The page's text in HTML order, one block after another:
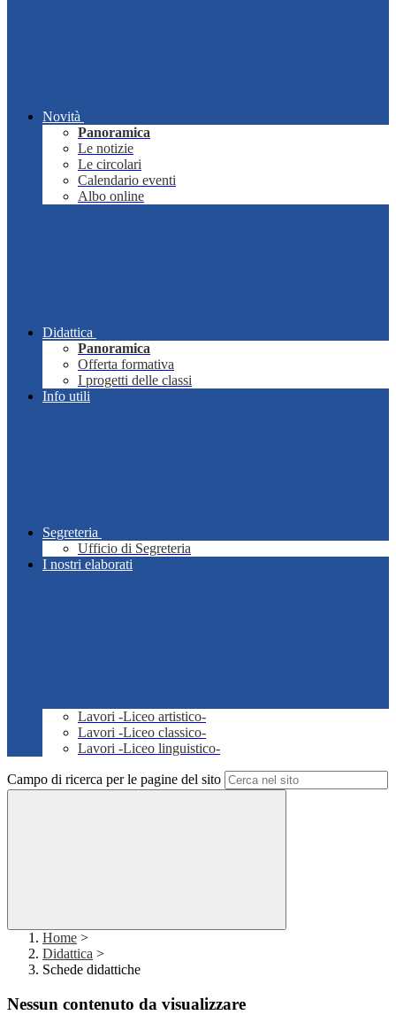
Novità
Panoramica
Le notizie
Le circolari
Calendario eventi
Albo online
Didattica
Panoramica
Offerta formativa
I progetti delle classi
Info utili
Segreteria
Ufficio di Segreteria
I nostri elaborati
Lavori -Liceo artistico-
Lavori -Liceo classico-
Lavori -Liceo linguistico-
Campo di ricerca per le pagine del sito
Home >
Didattica >
Schede didattiche
Nessun contenuto da visualizzare